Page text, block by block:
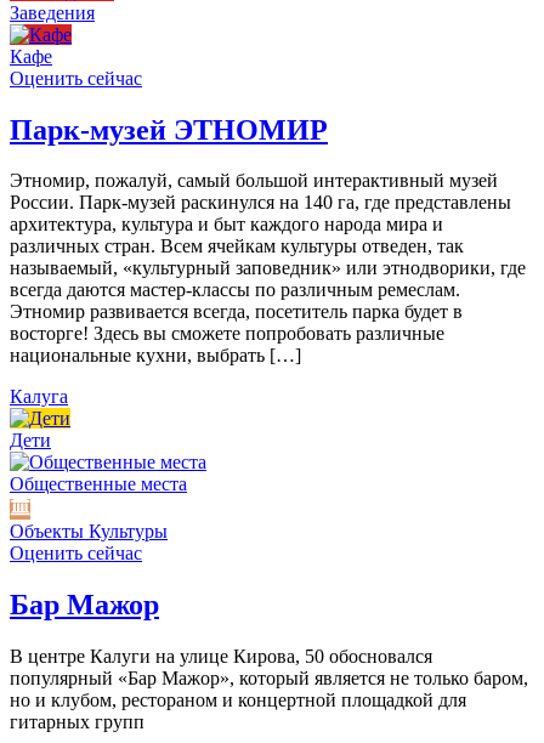
Заведения
Кафе
Оценить сейчас
Парк-музей ЭТНОМИР
Этномир, пожалуй, самый большой интерактивный музей
России. Парк-музей раскинулся на 140 га, где представлены
архитектура, культура и быт каждого народа мира и
различных стран. Всем ячейкам культуры отведен, так
называемый, «культурный заповедник» или этнодворики, где
всегда даются мастер-классы по различным ремеслам.
Этномир развивается всегда, посетитель парка будет в
восторге! Здесь вы сможете попробовать различные
национальные кухни, выбрать […]
Калуга
Дети
Общественные места
Объекты Культуры
Оценить сейчас
Бар Мажор
В центре Калуги на улице Кирова, 50 обосновался
популярный «Бар Мажор», который является не только баром,
но и клубом, рестораном и концертной площадкой для
гитарных групп